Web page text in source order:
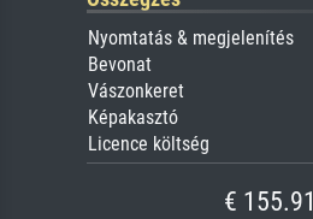
Nyomtatás & megjelenítés
Bevonat
Vászonkeret
Képakasztó
Licence költség
€ 155.91